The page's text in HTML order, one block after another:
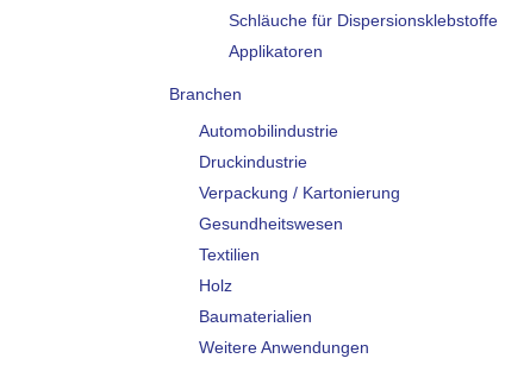
Schläuche für Dispersionsklebstoffe
Applikatoren
Branchen
Automobilindustrie
Druckindustrie
Verpackung / Kartonierung
Gesundheitswesen
Textilien
Holz
Baumaterialien
Weitere Anwendungen